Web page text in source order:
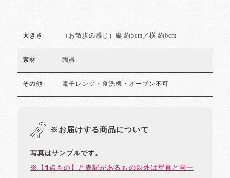
大きさ （お散歩の感じ）縦 約5cm／横 約6cm
素材 陶器
その他 電子レンジ・食洗機・オーブン不可
※お届けする商品について
写真はサンプルです。
※【1点もの】と表記があるもの以外は写真と同一